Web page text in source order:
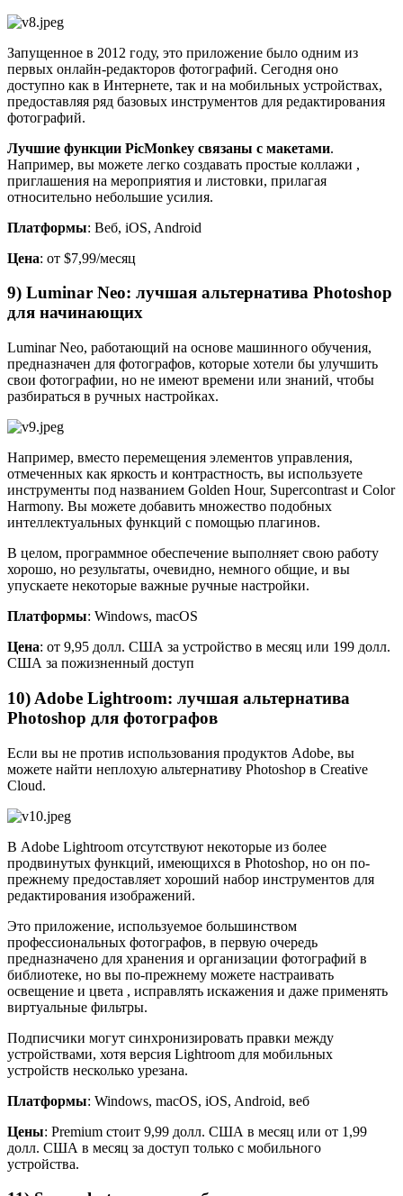
Запущенное в 2012 году, это приложение было одним из
первых онлайн-редакторов фотографий. Сегодня оно
доступно как в Интернете, так и на мобильных устройствах,
предоставляя ряд базовых инструментов для редактирования
фотографий.
Лучшие функции PicMonkey связаны с макетами.
Например, вы можете легко создавать простые коллажи ,
приглашения на мероприятия и листовки, прилагая
относительно небольшие усилия.
Платформы: Веб, iOS, Android
Цена: от $7,99/месяц
9) Luminar Neo: лучшая альтернатива Photoshop
для начинающих
Luminar Neo, работающий на основе машинного обучения,
предназначен для фотографов, которые хотели бы улучшить
свои фотографии, но не имеют времени или знаний, чтобы
разбираться в ручных настройках.
Например, вместо перемещения элементов управления,
отмеченных как яркость и контрастность, вы используете
инструменты под названием Golden Hour, Supercontrast и Color
Harmony. Вы можете добавить множество подобных
интеллектуальных функций с помощью плагинов.
В целом, программное обеспечение выполняет свою работу
хорошо, но результаты, очевидно, немного общие, и вы
упускаете некоторые важные ручные настройки.
Платформы: Windows, macOS
Цена: от 9,95 долл. США за устройство в месяц или 199 долл.
США за пожизненный доступ
10) Adobe Lightroom: лучшая альтернатива
Photoshop для фотографов
Если вы не против использования продуктов Adobe, вы
можете найти неплохую альтернативу Photoshop в Creative
Cloud.
В Adobe Lightroom отсутствуют некоторые из более
продвинутых функций, имеющихся в Photoshop, но он по-
прежнему предоставляет хороший набор инструментов для
редактирования изображений.
Это приложение, используемое большинством
профессиональных фотографов, в первую очередь
предназначено для хранения и организации фотографий в
библиотеке, но вы по-прежнему можете настраивать
освещение и цвета , исправлять искажения и даже применять
виртуальные фильтры.
Подписчики могут синхронизировать правки между
устройствами, хотя версия Lightroom для мобильных
устройств несколько урезана.
Платформы: Windows, macOS, iOS, Android, веб
Цены: Premium стоит 9,99 долл. США в месяц или от 1,99
долл. США в месяц за доступ только с мобильного
устройства.